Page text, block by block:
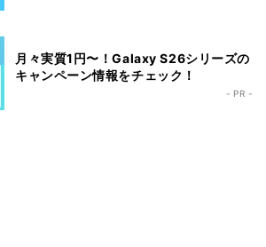
月々実質1円〜！Galaxy S26シリーズの
キャンペーン情報をチェック！
- PR -